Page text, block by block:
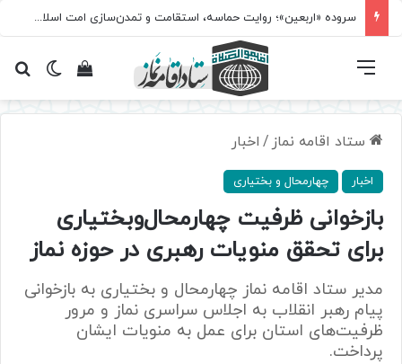
سروده‌ «اربعین»؛ روایت حماسه، استقامت و تمدن‌سازی امت اسلامی
تغییرمشاهده فهرست
ستاد اقامه نماز / اخبار
اخبار چهارمحال و بختیاری
بازخوانی ظرفیت‌ چهارمحال‌وبختیاری
برای تحقق منویات رهبری در حوزه نماز
مدیر ستاد اقامه نماز چهارمحال و بختیاری به بازخوانی
پیام رهبر انقلاب به اجلاس سراسری نماز و مرور
ظرفیت‌های استان برای عمل به منویات ایشان
پرداخت.